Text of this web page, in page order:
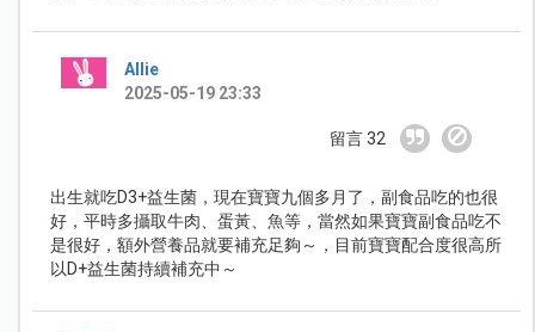
Allie
2025-05-19 23:33
留言 32
出生就吃D3+益生菌，現在寶寶九個多月了，副食品吃的也很
好，平時多攝取牛肉、蛋黃、魚等，當然如果寶寶副食品吃不
是很好，額外營養品就要補充足夠～，目前寶寶配合度很高所
以D+益生菌持續補充中～